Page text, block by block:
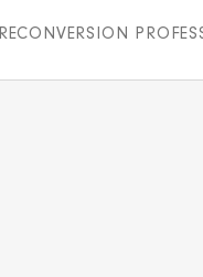
RECONVERSION